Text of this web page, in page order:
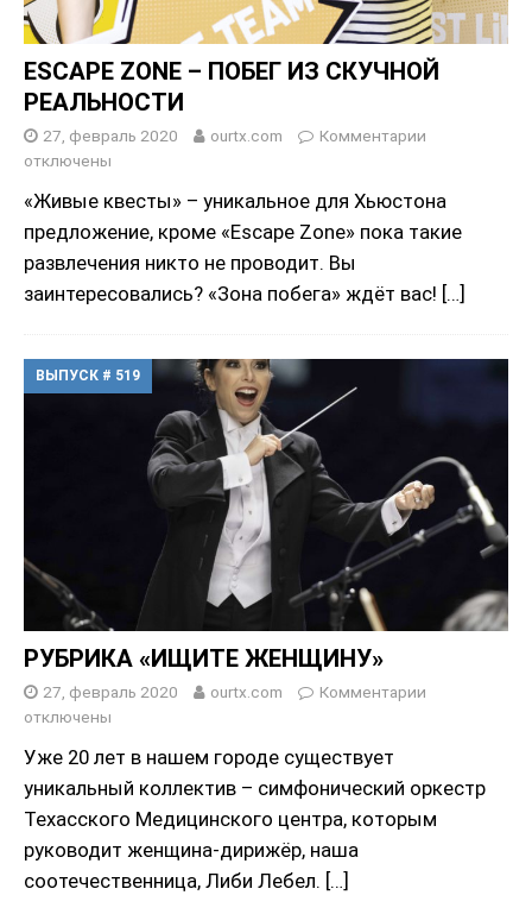
ESCAPE ZONE – ПОБЕГ ИЗ СКУЧНОЙ
РЕАЛЬНОСТИ
27, февраль 2020 ourtx.com
Комментарии
отключены
«Живые квесты» – уникальное для Хьюстона
предложение, кроме «Escape Zone» пока такие
развлечения никто не проводит. Вы
заинтересовались? «Зона побега» ждёт вас! […]
ВЫПУСК # 519
РУБРИКА «ИЩИТЕ ЖЕНЩИНУ»
27, февраль 2020 ourtx.com
Комментарии
отключены
Уже 20 лет в нашем городе существует
уникальный коллектив – симфонический оркестр
Техасского Медицинского центра, которым
руководит женщина-дирижёр, наша
соотечественница, Либи Лебел. […]